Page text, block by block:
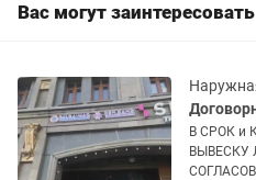
Вас могут заинтересовать
В СРОК и